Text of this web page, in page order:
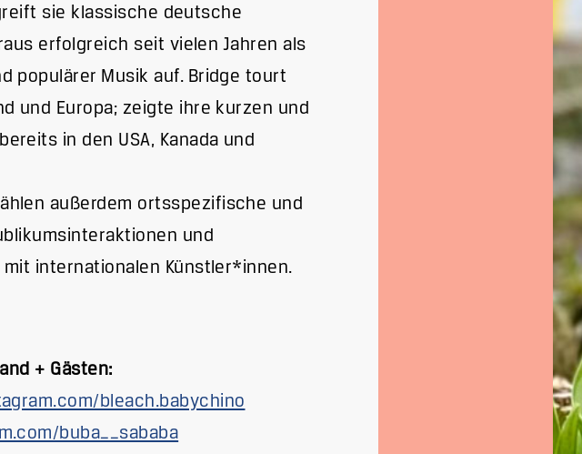
sie klassische deutsche
erfolgreich seit vielen Jahren als
populärer Musik auf. Bridge tourt
und Europa; zeigte ihre kurzen und
in den USA, Kanada und
außerdem ortsspezifische und
und
internationalen Künstler*innen.
+ Gästen:
bleach.babychino
buba__sababa